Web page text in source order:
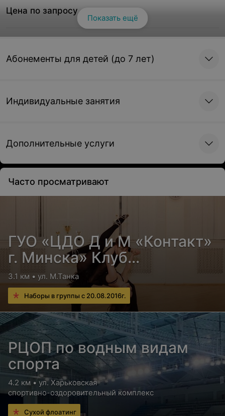
Цена по запросу
балета
Абонемент на 1 месяц (9 занятий) в школу
Абонемент на 1 месяц (10 занятий) в школу
балета
Цена по запросу
Абонемент на 1 месяц (12 занятий) в школу
балета
Цена по запросу
Абонемент на 1 месяц (13 занятий) в школу
балета
Цена по запросу
Абонемент на 1 месяц (16 занятий) в школу
балета
Цена по запросу
Абонемент на 1 месяц (21 занятий) в школу
Показать ещё
Абонементы для детей (до 7 лет)
Индивидуальные занятия
Дополнительные услуги
Часто просматривают
ГУО «ЦДО Д и М «Контакт»
г. Минска» Клуб
спортивных танцев «Мэта»
3.1 км • ул. М.Танка
Наборы в группы с 20.08.2016г.
РЦОП по водным видам
спорта
4.2 км • ул. Харьковская
спортивно-оздоровительный комплекс
Сухой флоатинг